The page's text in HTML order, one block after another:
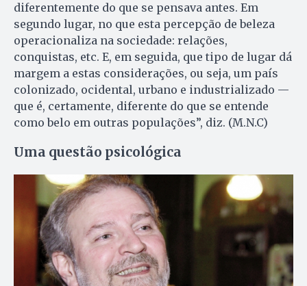
diferentemente do que se pensava antes. Em
segundo lugar, no que esta percepção de beleza
operacionaliza na sociedade: relações,
conquistas, etc. E, em seguida, que tipo de lugar dá
margem a estas considerações, ou seja, um país
colonizado, ocidental, urbano e industrializado —
que é, certamente, diferente do que se entende
como belo em outras populações”, diz. (M.N.C)
Uma questão psicológica